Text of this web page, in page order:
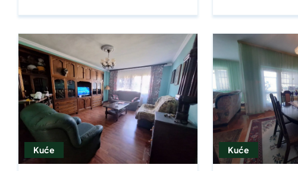
Kuće Kuće